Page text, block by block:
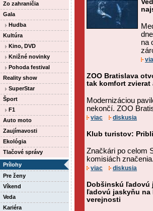
Zo zahraničia
Gala
Hudba
Kultúra
Kino, DVD
Knižné novinky
Pohoda festival
Reality show
SuperStar
Šport
F1
Auto moto
Zaujímavosti
Ekológia
Tlačové správy
Prílohy
Pre ženy
Víkend
Veda
Kariéra
na
ZOO Bratislava
tak komfort zvierat
Modernizáciou
nekončí. ZOO
viac diskusia
Klub turistov:
Značkári po celom
komisiách značenia.
viac diskusia
Dobšinskú ľadovú
ľadovú jaskyňu
verejnosti